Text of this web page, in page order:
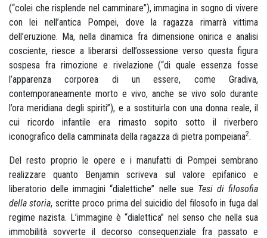
(“colei che risplende nel camminare”), immagina in sogno di vivere
con lei nell’antica Pompei, dove la ragazza rimarrà vittima
dell’eruzione. Ma, nella dinamica fra dimensione onirica e analisi
cosciente, riesce a liberarsi dell’ossessione verso questa figura
sospesa fra rimozione e rivelazione (“di quale essenza fosse
l’apparenza corporea di un essere, come Gradiva,
contemporaneamente morto e vivo, anche se vivo solo durante
l’ora meridiana degli spiriti”), e a sostituirla con una donna reale, il
cui ricordo infantile era rimasto sopito sotto il riverbero
iconografico della camminata della ragazza di pietra pompeiana2.
Del resto proprio le opere e i manufatti di Pompei sembrano
realizzare quanto Benjamin scriveva sul valore epifanico e
liberatorio delle immagini “dialettiche” nelle sue Tesi di filosofia
della storia, scritte proco prima del suicidio del filosofo in fuga dal
regime nazista. L’immagine è “dialettica” nel senso che nella sua
immobilità sovverte il decorso consequenziale fra passato e